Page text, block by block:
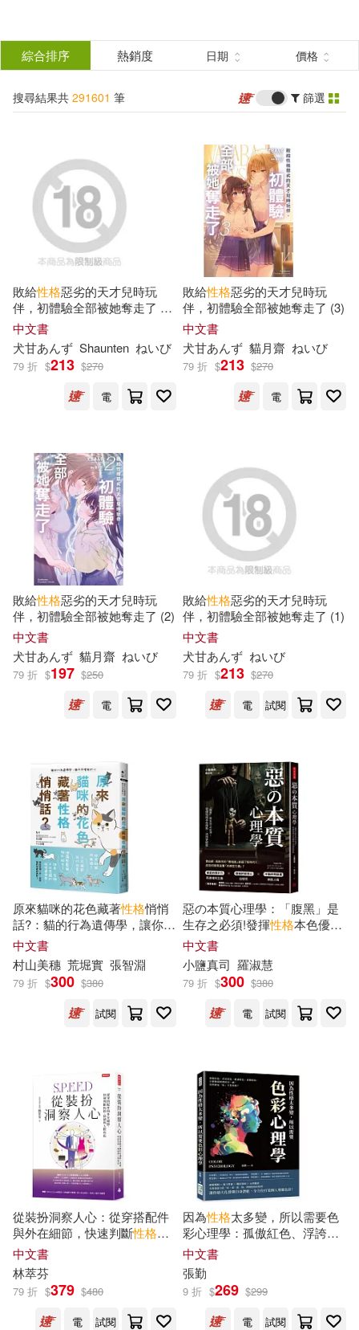
結
分類 (單選)
所有商品(291601)
圖書(107151) 影音(4731)
雜誌(5921)
美妝(5423) 服飾(21340)
家居生活(21619) 美食(574)
3C(24915) 家電(5330)
保健(2772) 設計文具(13433)
無印良品(866)
日用清潔(1914)
休閒生活(6442)
婦幼生活(8770)
餐廚生活(6596)
電子票證(69)
寵物生活(3763)
玲廊滿藝(124) 故宮精品(4)
電子書閱讀器(65)
電子書(18227) 有聲書(558)
作者 (可複選)
本書編委會(437)
吉松由美(387)
本書編寫組(330)
西村惠子(296)
根華編輯部(286)
中公教育教師資格考試研究院(265)
田中陽子(261) TMA(252)
MAX-A(247)
山田社日檢題庫小組(247)
MAXING(221)
プレステージ出版(写真集)(203)
本書編寫組編(183)
プレステージ出版（写真集）(182)
建築考試培訓研究中心組織編寫(17
幼福編輯部(167)
格林兄弟(166)
本書編委會編(161)
中華會計網校(148)
展開
出版社 (可複選)
悅文社(5723)
科學出版社(3551)
人民衛生出版社(2556)
機械工業出版社(2246)
人民郵電出版社(1997)
中國建築工業出版社(1958)
東立(1898)
化學工業出版社(1869)
清華大學出版社(1476)
人民出版社(1250)
中國醫藥科技出版社(1236)
電子工業出版社(1201)
經濟科學出版社(1119)
社會科學文獻出版社(1010)
慕客館(938)
北京大學出版社(891)
展開
配送方式 (可複選)
可海外宅配(143273)
可港澳店取(131269)
可新加坡店取(130833)
可菲律賓店取(131680)
本週上市新品(597)
電子書 (可複選)
適合手機平板閱讀(4801)
適合平板閱讀(13424)
免費電子書(101)
綜合排序 熱銷度 日期 價格
搜尋結果共 291601 筆 篩選
敗給性格惡劣的天才兒時玩
伴，初體驗全部被她奪走了 4
(完)
中文書
犬甘あんず Shaunten ねいび
79 折 $213 $270
電
敗給性格惡劣的天才兒時玩
伴，初體驗全部被她奪走了 (3)
中文書
犬甘あんず 貓月齋 ねいび
79 折 $213 $270
電
敗給性格惡劣的天才兒時玩
伴，初體驗全部被她奪走了 (2)
中文書
犬甘あんず 貓月齋 ねいび
79 折 $197 $250
電
敗給性格惡劣的天才兒時玩
伴，初體驗全部被她奪走了 (1)
中文書
犬甘あんず ねいび
79 折 $213 $270
電
試閱
原來貓咪的花色藏著性格悄悄
話?：貓的行為遺傳學，讓你更
懂貓的心
中文書
村山美穗 荒堀實 張智淵
79 折 $300 $380
試閱
惡の本質心理學：「腹黑」是
生存之必須!發揮性格本色優
勢，活得更輕鬆
中文書
小鹽真司 羅淑慧
79 折 $300 $380
電
試閱
從裝扮洞察人心：從穿搭配件
與外在細節，快速判斷性格、
情緒與人際角色
中文書
林萃芬
79 折 $379 $480
電
試閱
因為性格太多變，所以需要色
彩心理學：孤傲紅色、浮誇黃
色、嚴肅藍色、被動綠色，分
析極端情緒的另一面，竟然都
是「
中文書
張勤
9 折 $269 $299
電
試閱